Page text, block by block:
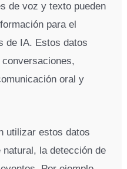
de voz y texto pueden
para el
de IA. Estos datos
oral y
utilizar estos datos
la detección de